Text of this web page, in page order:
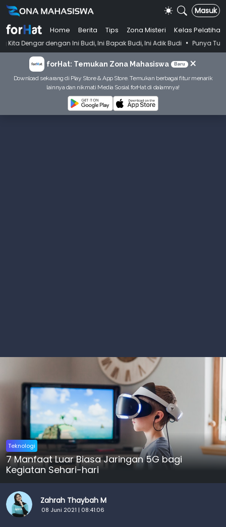
Masuk
Home Berita Tips Zona Misteri
Kelas Pelatihan
Ini Budi, Ini Bapak Budi, Ini Adik Budi • Punya Tujuan
forHat: Temukan Zona Mahasiswa Baru ×
Download sekarang di Play Store & App Store. Temukan berbagai fitur menarik
lainnya dan nikmati Media Sosial forHat di dalamnya!
Teknologi
7 Manfaat Luar Biasa Jaringan 5G bagi
Kegiatan Sehari-hari
Zahrah Thaybah M
08 Juni 2021 | 08:41:06